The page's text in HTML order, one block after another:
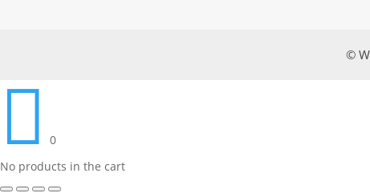
©

0
No products in the cart